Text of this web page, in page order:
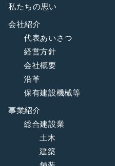
私たちの思い
会社紹介
代表あいさつ
経営方針
会社概要
沿革
保有建設機械等
事業紹介
総合建設業
土木
建築